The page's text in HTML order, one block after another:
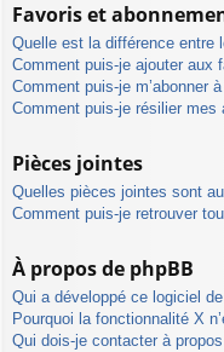
Favoris et
Quelle est la différence entre
Comment puis-je ajouter aux
Comment puis-je m’abonner
Comment puis-je résilier mes
Pièces jointes
Quelles pièces jointes sont
Comment puis-je retrouver
À propos de phpBB
Qui a développé ce logiciel
Pourquoi la fonctionnalité X
Qui dois-je contacter à